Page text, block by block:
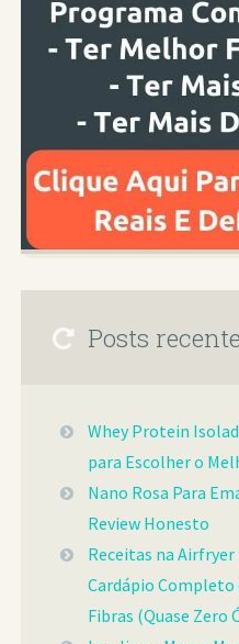
Posts
Whey Protein
para Escolher o
Nano Rosa Para
Review Honesto
Receitas na
Cardápio
Fibras (Quase Zero